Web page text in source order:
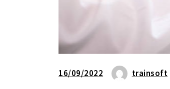
16/09/2022 trainsoft